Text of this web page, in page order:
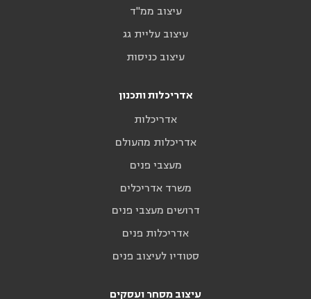
עיצוב ממ"ד
עיצוב עליית גג
עיצוב כניסות
אדריכלות ותכנון
אדריכלות
אדריכלות מהעולם
מעצבי פנים
משרד אדריכלים
דרושים מעצבי פנים
אדריכלות פנים
סטודיו לעיצוב פנים
עיצוב מסחר ועסקים